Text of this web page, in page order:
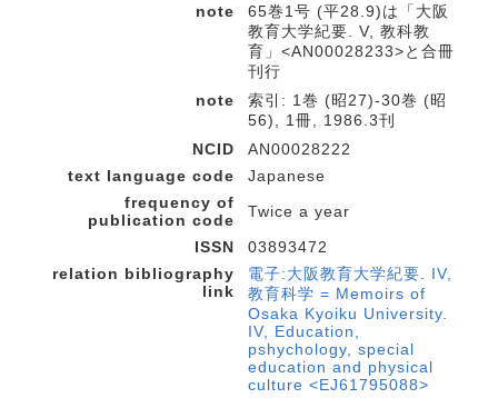
note
65巻1号 (平28.9)は「大阪
教育大学紀要. V, 教科教
育」<AN00028233>と合冊
刊行
note
索引: 1巻 (昭27)-30巻 (昭
56), 1冊, 1986.3刊
NCID
AN00028222
text language code
Japanese
frequency of
publication code
Twice a year
ISSN
03893472
relation bibliography
link
電子:大阪教育大学紀要. IV,
教育科学 = Memoirs of
Osaka Kyoiku University.
IV, Education,
pshychology, special
education and physical
culture <EJ61795088>